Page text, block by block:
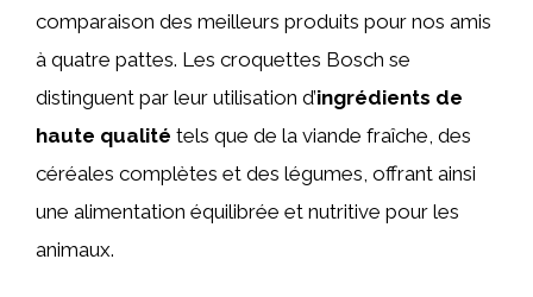
comparaison des meilleurs produits pour nos amis
à quatre pattes. Les croquettes Bosch se
distinguent par leur utilisation d’ingrédients de
haute qualité tels que de la viande fraîche, des
céréales complètes et des légumes, offrant ainsi
une alimentation équilibrée et nutritive pour les
animaux.